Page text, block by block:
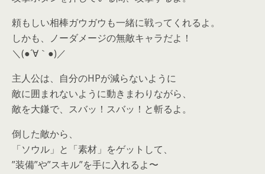
頼もしい相棒ガウガウも一緒に戦ってくれるよ。
しかも、ノーダメージの無敵キャラだよ！
＼(●´∀｀●)／
主人公は、自分のHPが減らないように
敵に囲まれないように動きまわりながら、
敵を大鎌で、スバッ！スバッ！と斬るよ。
倒した敵から、
「ソウル」と「素材」をゲットして、
”装備”や”スキル”を手に入れるよ〜